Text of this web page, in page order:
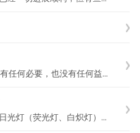
01新生儿喂黄连水或黄芩水没有任何必要，也没有任何益处，“预防新生儿黄疸”就像“先苦后甜”一样，纯属胡扯。黄连、黄芩还可能危害宝宝的肠道(如果没吸收)和
把宝宝带到有充足自然光线或日光灯（荧光灯、白炽灯）的屋子里，如果宝宝的皮肤挺白的，用你的手指轻轻地按压宝宝的前额、鼻子或胸部，仔细观察当你放开手指时按压处的皮肤